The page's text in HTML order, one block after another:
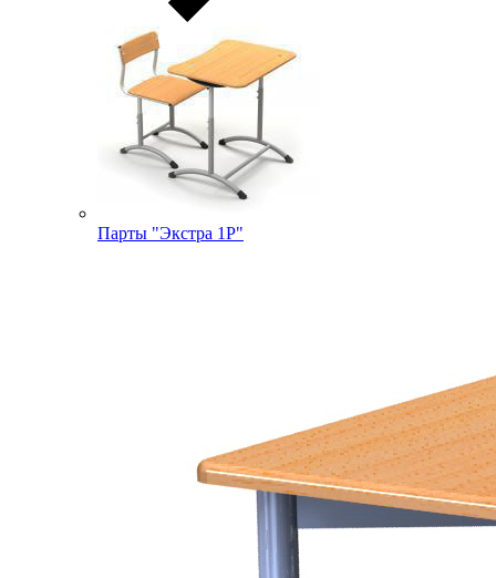
Парты "Экстра 1Р"